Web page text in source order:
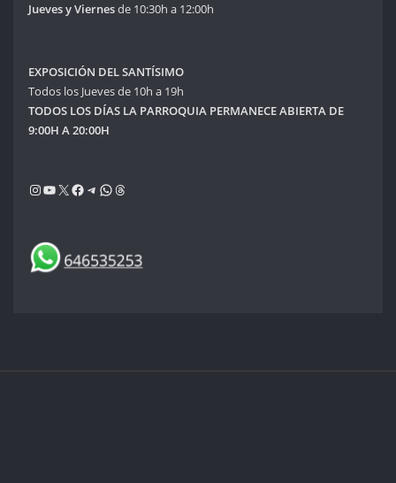
Jueves y Viernesde 10:30h a 12:00h
EXPOSICIÓN DEL SANTÍSIMO
Todos los Jueves de 10h a 19h
TODOS LOS DÍAS LA PARROQUIA PERMANECE ABIERTA DE
9:00H A 20:00H
Instagram
YouTube
X Facebook
Telegram
WhatsApp
Threads